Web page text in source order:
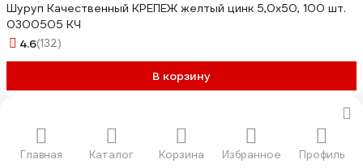
Главная Каталог Корзина Избранное Профиль
Шуруп Качественный КРЕПЕЖ желтый цинк 5,0x50, 100 шт.
0300505 КЧ
4.6(132)
В корзину